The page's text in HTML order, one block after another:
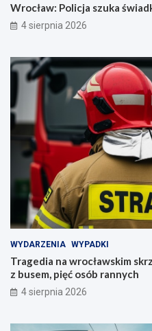
Wrocław: Policja szuka
4 sierpnia 2026
WYDARZENIA WYPADKI
Tragedia na wrocławskim
z busem, pięć osób rannych
4 sierpnia 2026